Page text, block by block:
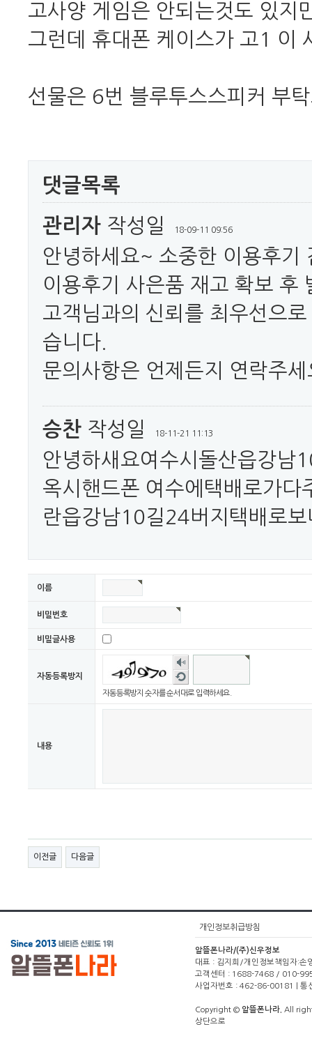
고사양 게임은 안되는것도 있
그런데 휴대폰 케이스가 고1 이
선물은 6번 블루투스스피커 부
댓글목록
관리자 작성일 18-09-11 09:56
안녕하세요~ 소중한 이용후기
이용후기 사은품 재고 확보 후
고객님과의 신뢰를 최우선으
습니다.
문의사항은 언제든지 연락주
승찬 작성일 18-11-21 11:13
안녕하새요여수시돌산읍강남
옥시핸드폰 여수에택배로가다
란읍강남10길24버지택배로
이름
비밀번호
비밀글사용
자동등록방지
숫자
음성
듣기
새로
고침
자동등록방지 숫자를 순서대로 입력하세요.
내용
이전글 다음글
개인정보취급방침
알뜰폰나라/(주)신우정보
대표 : 김지희/개인정보책임자:
고객센터 : 1688-7468 / 010-
사업자번호 : 462-86-00181 | 통
Copyright © 알뜰폰나라. All
상단으로